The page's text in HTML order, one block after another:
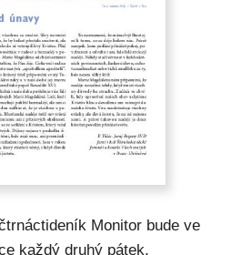
Monitor bude ve
každý druhý pátek.